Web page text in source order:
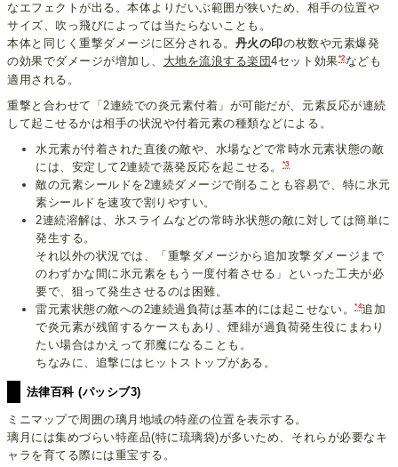
なエフェクトが出る。本体よりだいぶ範囲が狭いため、相手の位置や
サイズ、吹っ飛びによっては当たらないことも。
本体と同じく重撃ダメージに区分される。 丹火の印の枚数や元素爆発
の効果でダメージが増加し、 大地を流浪する楽団4セット効果*2なども
適用される。
重撃と合わせて「2連続での炎元素付着」が可能だが、元素反応が連続
して起こせるかは相手の状況や付着元素の種類などによる。
水元素が付着された直後の敵や、水場などで常時水元素状態の敵
には、安定して2連続で蒸発反応を起こせる。
*3
敵の元素シールドを2連続ダメージで削ることも容易で、特に氷元
素シールドを速攻で割りやすい。
2連続溶解は、氷スライムなどの常時氷状態の敵に対しては簡単に
発生する。
それ以外の状況では、「重撃ダメージから追加攻撃ダメージまで
のわずかな間に氷元素をもう一度付着させる」といった工夫が必
要で、狙って発生させるのは困難。
雷元素状態の敵への2連続過負荷は基本的には起こせない。*4追加
で炎元素が残留するケースもあり、煙緋が過負荷発生役にまわり
たい場合はかえって邪魔になることも。
ちなみに、追撃にはヒットストップがある。
法律百科 (パッシブ3)
ミニマップで周囲の璃月地域の特産の位置を表示する。
璃月には集めづらい特産品(特に琉璃袋)が多いため、それらが必要なキ
ャラを育てる際には重宝する。